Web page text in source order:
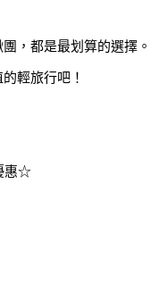
，都是最划算的選擇。
輕旅行吧！
惠☆